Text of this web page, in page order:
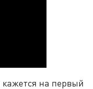
на первый